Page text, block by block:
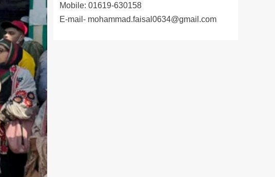
Mobile: 01619-630158
E-mail- mohammad.faisal0634@gmail.com